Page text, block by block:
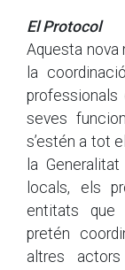
El Protocol
Aquesta nova
la
seves
s’estén a tot
la
locals, els
entitats que
pretén
altres